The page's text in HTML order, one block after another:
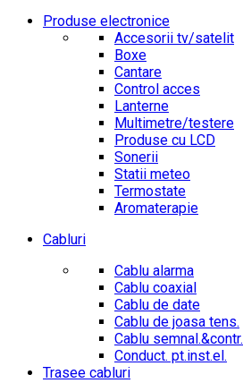
Produse electronice
Accesorii tv/satelit
Boxe
Cantare
Control acces
Lanterne
Multimetre/testere
Produse cu LCD
Sonerii
Statii meteo
Termostate
Aromaterapie
Cabluri
Cablu alarma
Cablu coaxial
Cablu de date
Cablu de joasa tens.
Cablu semnal.&contr.
Conduct. pt.inst.el.
Trasee cabluri